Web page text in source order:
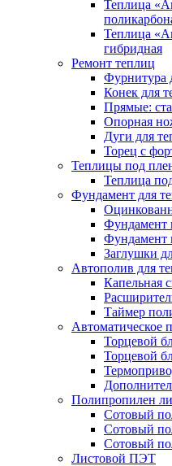
Теплица
Теплица
гибридная
Ремонт теплиц
Фурнитура
Конек для
Прямые:
Опорная
Дуги для
Торец с
Теплицы под
Теплица
Фундамент для
Фундамент
Фундамент
Заглушки
Автополив для
Капельная
Таймер
Автоматическое
Торцевой
Торцевой
Полипропилен
Сотовый
Сотовый
Сотовый
Листовой ПЭТ